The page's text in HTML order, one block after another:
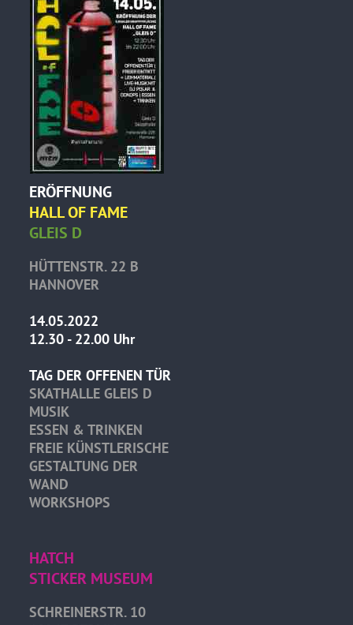
ERÖFFNUNG
HALL OF FAME
GLEIS D
HÜTTENSTR. 22 B
HANNOVER
14.05.2022
12.30 - 22.00 Uhr
TAG DER OFFENEN TÜR
SKATHALLE GLEIS D
MUSIK
ESSEN & TRINKEN
FREIE KÜNSTLERISCHE
GESTALTUNG DER
WAND
WORKSHOPS
HATCH
STICKER MUSEUM
SCHREINERSTR. 10